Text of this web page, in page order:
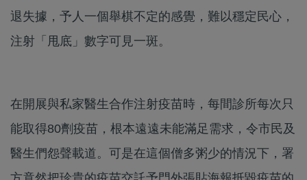
退失據，予人一個舉棋不定的感覺，難以穩定民心，
注射「甩底」數字可見一斑。
在開展與私家醫生合作注射疫苗時，每間診所每次只
能取得80劑疫苗，根本遠遠未能滿足需求，令市民及
醫生們怨聲載道。可是在這個僧多粥少的情況下，署